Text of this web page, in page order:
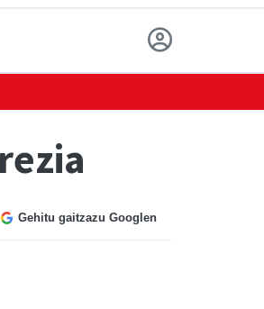
Gehitu gaitzazu Googlen